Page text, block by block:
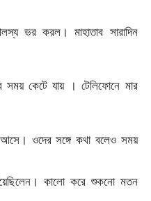
ভর করল। মাহাতাব সারাদিন
সময় কেটে যায় । টেলিফোনে মার
আসে। ওদের সঙ্গে কথা বলেও সময়
কালো করে শুকনো মতন